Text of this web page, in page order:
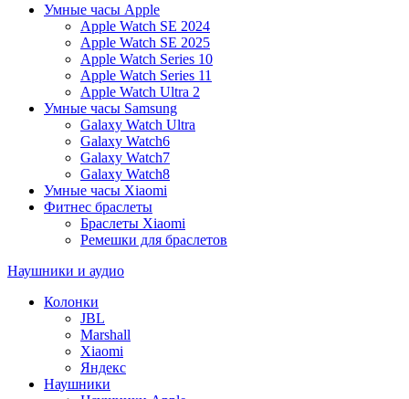
Умные часы Apple
Apple Watch SE 2024
Apple Watch SE 2025
Apple Watch Series 10
Apple Watch Series 11
Apple Watch Ultra 2
Умные часы Samsung
Galaxy Watch Ultra
Galaxy Watch6
Galaxy Watch7
Galaxy Watch8
Умные часы Xiaomi
Фитнес браслеты
Браслеты Xiaomi
Ремешки для браслетов
Наушники и аудио
Колонки
JBL
Marshall
Xiaomi
Яндекс
Наушники